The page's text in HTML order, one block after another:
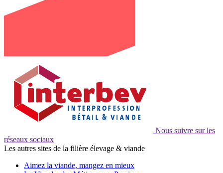
Nous suivre sur les
réseaux sociaux
Les autres sites de la filière élevage & viande
Aimez la viande, mangez en mieux